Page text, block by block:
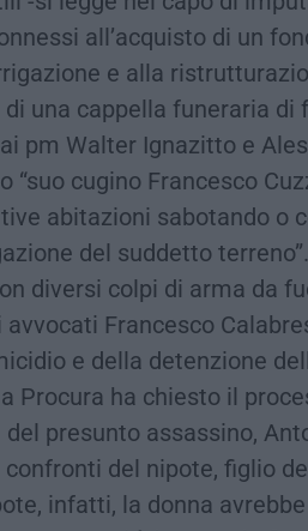
all’acquisto di un
e alla
una cappella funeraria di
pm Walter Ignazitto e
cugino Francesco
abitazioni sabotando o
del suddetto
diversi colpi di arma da
Francesco
e della detenzione
Procura ha chiesto il
presunto assassino,
del nipote, figlio
infatti, la donna